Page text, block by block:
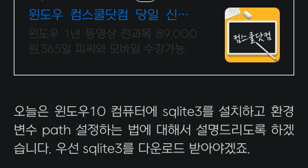
윈도우 컴스쿨닷컴 당일 신청&
결제시 기프티콘!
윈도우 1년 동영상 전과목 89,000
원,365일 피씨와 모바일 수강가능.
오늘은 윈도우10 컴퓨터에 sqlite3를 설치하고 환경
변수 path 설정하는 법에 대해서 설명드리도록 하겠
습니다. 우선 sqlite3를 다운로드 받아야겠죠.